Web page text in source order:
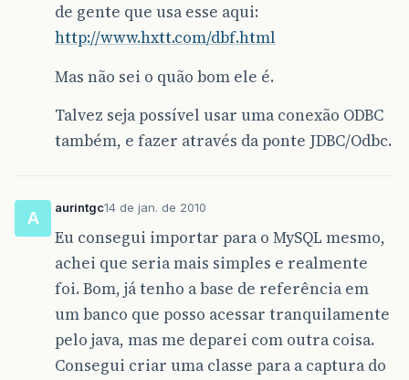
de gente que usa esse aqui:
http://www.hxtt.com/dbf.html
Mas não sei o quão bom ele é.
Talvez seja possível usar uma conexão ODBC
também, e fazer através da ponte JDBC/Odbc.
A
aurintgc14 de jan. de 2010
Eu consegui importar para o MySQL mesmo,
achei que seria mais simples e realmente
foi. Bom, já tenho a base de referência em
um banco que posso acessar tranquilamente
pelo java, mas me deparei com outra coisa.
Consegui criar uma classe para a captura do